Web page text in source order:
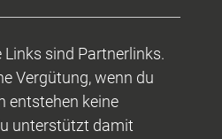
sind Partnerlinks.
Vergütung, wenn du
entstehen keine
unterstützt damit